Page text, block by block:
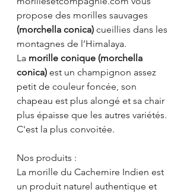
propose des morilles sauvages
(morchella conica) cueillies dans les
montagnes de l’Himalaya.
La morille conique (morchella
conica) est un champignon assez
petit de couleur foncée, son
chapeau est plus alongé et sa chair
plus épaisse que les autres variétés.
C'est la plus convoitée.
Nos produits :
La morille du Cachemire Indien est
un produit naturel authentique et